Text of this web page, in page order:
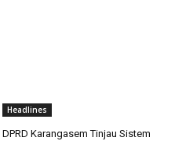
Headlines
DPRD Karangasem Tinjau Sistem